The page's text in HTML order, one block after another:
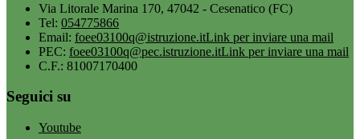
Via Litorale Marina 170, 47042 - Cesenatico (FC)
Tel: 054775866
Email: foee03100q@istruzione.itLink per inviare una mail
PEC: foee03100q@pec.istruzione.itLink per inviare una mail
C.F.: 81007170400
Seguici su
Youtube